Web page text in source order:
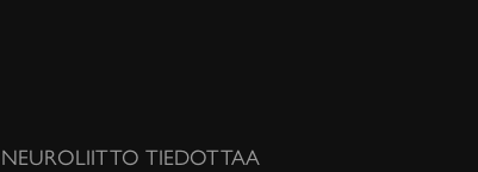
NEUROLIITTO TIEDOTTAA